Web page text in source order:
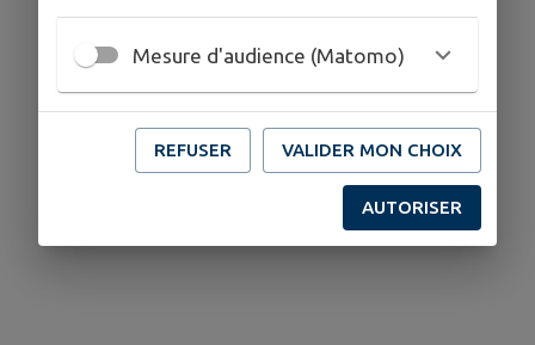
Mesure d'audience (Matomo)
REFUSER VALIDER MON CHOIX
AUTORISER